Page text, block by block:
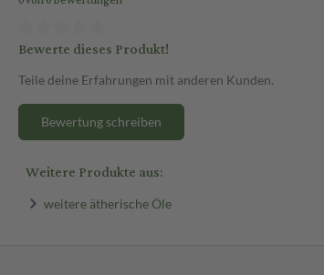
Bewerte dieses Produkt!
Teile deine Erfahrungen mit anderen Kunden.
Bewertung schreiben
Weitere Produkte aus:
weitere ätherische Öle